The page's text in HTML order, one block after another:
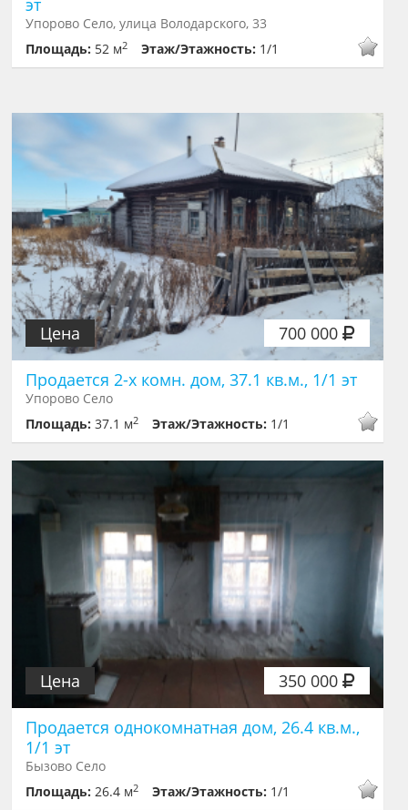
эт
Упорово Село, улица Володарского, 33
Площадь: 52 м2 Этаж/Этажность: 1/1
700 000
Цена
Продается 2-х комн. дом, 37.1 кв.м., 1/1 эт
Упорово Село
Площадь:37.1 м2 Этаж/Этажность: 1/1
350 000
Цена
Продается однокомнатная дом, 26.4 кв.м.,
1/1 эт
Бызово Село
Площадь:26.4 м2 Этаж/Этажность: 1/1